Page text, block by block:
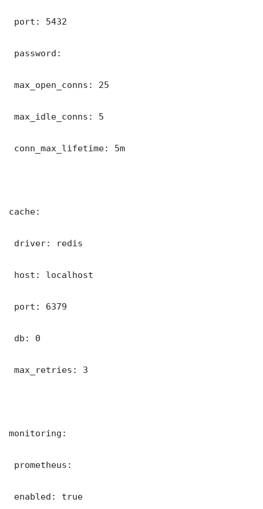
port: 5432
password:
max_open_conns: 25
max_idle_conns: 5
conn_max_lifetime: 5m
cache:
driver: redis
host: localhost
port: 6379
db: 0
max_retries: 3
monitoring:
prometheus:
enabled: true